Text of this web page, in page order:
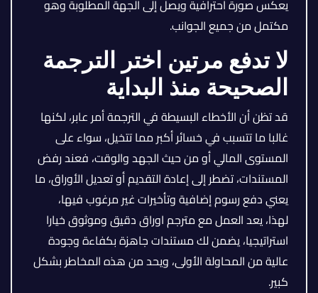
يعكس صورة احترافية ويصل إلى الجهة المطلوبة وهو
مكتمل من جميع الجوانب.
لا تدفع مرتين اختر الترجمة
الصحيحة منذ البداية
قد تظن أن الأخطاء البسيطة في الترجمة أمر عابر، لكنها
غالبا ما تتسبب في خسائر أكبر مما تتخيل، سواء على
المستوى المالي أو من حيث الجهد والوقت، فعند رفض
المستندات، تضطر إلى إعادة التقديم أو تعديل الأوراق، ما
يعني دفع رسوم إضافية وتأخيرات غير مرغوب فيها،
لهذا، يعد العمل مع مترجم اوراق دقيق وموثوق خيارا
استراتيجيا، يضمن لك مستندات جاهزة بكفاءة وجودة
عالية من المحاولة الأولى، ويحد من هذه المخاطر بشكل
كبير.